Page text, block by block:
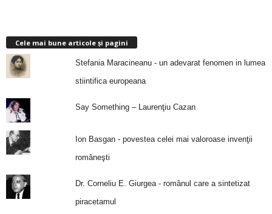
Cele mai bune articole și pagini
Stefania Maracineanu - un adevarat fenomen in lumea
stiintifica europeana
Say Something – Laurenţiu Cazan
Ion Basgan - povestea celei mai valoroase invenţii
româneşti
Dr. Corneliu E. Giurgea - românul care a sintetizat
piracetamul